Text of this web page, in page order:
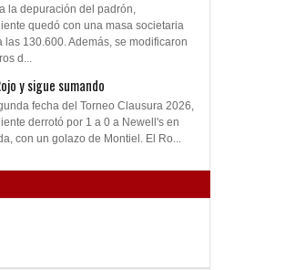
la depuración del padrón,
quedó con una masa societaria
las 130.600. Además, se modificaron
d...
y sigue sumando
fecha del Torneo Clausura 2026,
derrotó por 1 a 0 a Newell's en
con un golazo de Montiel. El Ro...